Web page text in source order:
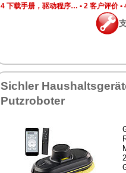
4 下载手册，驱动程序… • 2 客户评价•
Sichler
Putzroboter